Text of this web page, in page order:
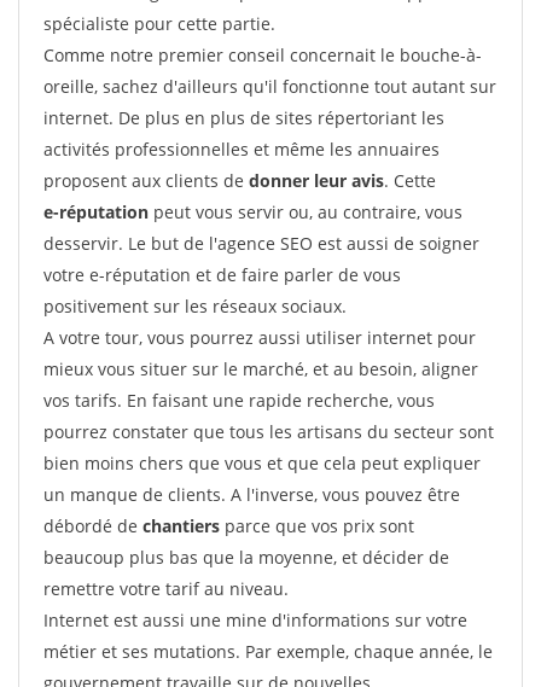
spécialiste pour cette partie.
Comme notre premier conseil concernait le bouche-à-
oreille, sachez d'ailleurs qu'il fonctionne tout autant sur
internet. De plus en plus de sites répertoriant les
activités professionnelles et même les annuaires
proposent aux clients de donner leur avis. Cette
e-réputation peut vous servir ou, au contraire, vous
desservir. Le but de l'agence SEO est aussi de soigner
votre e-réputation et de faire parler de vous
positivement sur les réseaux sociaux.
A votre tour, vous pourrez aussi utiliser internet pour
mieux vous situer sur le marché, et au besoin, aligner
vos tarifs. En faisant une rapide recherche, vous
pourrez constater que tous les artisans du secteur sont
bien moins chers que vous et que cela peut expliquer
un manque de clients. A l'inverse, vous pouvez être
débordé de chantiers parce que vos prix sont
beaucoup plus bas que la moyenne, et décider de
remettre votre tarif au niveau.
Internet est aussi une mine d'informations sur votre
métier et ses mutations. Par exemple, chaque année, le